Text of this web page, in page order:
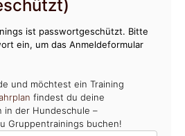
ist passwortgeschützt. Bitte
ein, um das Anmeldeformular
und möchtest ein Training
findest du deine
in der Hundeschule –
Gruppentrainings buchen!